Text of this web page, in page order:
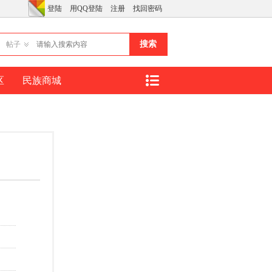
登陆 用QQ登陆 注册 找回密码
帖子 搜索
民族商城